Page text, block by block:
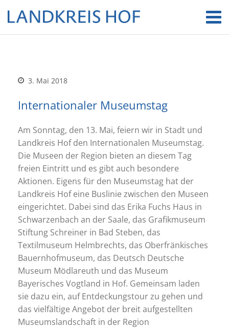
3. Mai 2018
Internationaler Museumstag
Am Sonntag, den 13. Mai, feiern wir in Stadt und
Landkreis Hof den Internationalen Museumstag.
Die Museen der Region bieten an diesem Tag
freien Eintritt und es gibt auch besondere
Aktionen. Eigens für den Museumstag hat der
Landkreis Hof eine Buslinie zwischen den Museen
eingerichtet. Dabei sind das Erika Fuchs Haus in
Schwarzenbach an der Saale, das Grafikmuseum
Stiftung Schreiner in Bad Steben, das
Textilmuseum Helmbrechts, das Oberfränkisches
Bauernhofmuseum, das Deutsch Deutsche
Museum Mödlareuth und das Museum
Bayerisches Vogtland in Hof. Gemeinsam laden
sie dazu ein, auf Entdeckungstour zu gehen und
das vielfältige Angebot der breit aufgestellten
Museumslandschaft in der Region